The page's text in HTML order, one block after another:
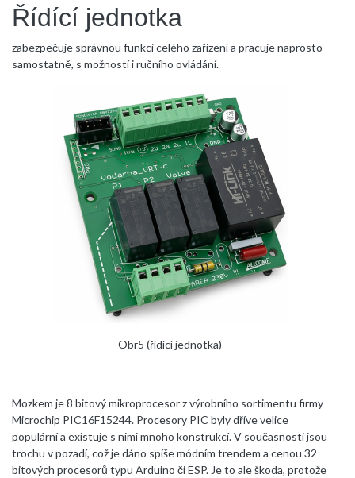
Řídící jednotka
zabezpečuje správnou funkci celého zařízení a pracuje naprosto
samostatně, s možností i ručního ovládání.
Obr5 (řídící jednotka)
Mozkem je 8 bitový mikroprocesor z výrobního sortimentu firmy
Microchip PIC16F15244. Procesory PIC byly dříve velice
populární a existuje s nimi mnoho konstrukcí. V současnosti jsou
trochu v pozadí, což je dáno spíše módním trendem a cenou 32
bitových procesorů typu Arduino či ESP. Je to ale škoda, protože